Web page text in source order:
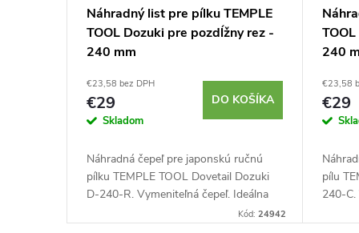
Náhradný list pre pílku TEMPLE
TOOL Dozuki pre pozdĺžny rez -
240 mm
€23,58 bez DPH
€29
Skladom
DO KOŠÍKA
Náhradná čepeľ pre japonskú ručnú
pílku TEMPLE TOOL Dovetail Dozuki
D-240-R. Vymeniteľná čepeľ. Ideálna
pre veľmi jemné a precízne rezy do
Kód:24942
240
€23,58
€29
pílu
240-C.
veľmi